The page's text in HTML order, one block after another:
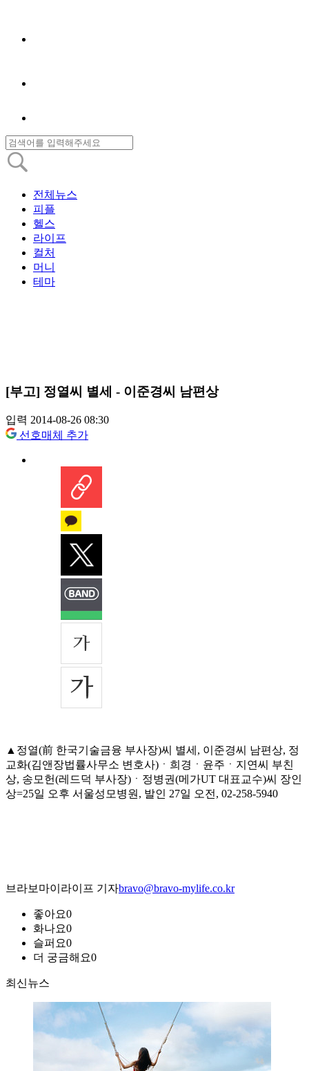
전체뉴스
피플
헬스
라이프
컬처
머니
테마
[부고] 정열씨 별세 - 이준경씨 남편상
입력 2014-08-26 08:30
선호매체 추가
▲정열(前 한국기술금융 부사장)씨 별세, 이준경씨 남편상, 정
교화(김앤장법률사무소 변호사)ㆍ희경ㆍ윤주ㆍ지연씨 부친
상, 송모헌(레드덕 부사장)ㆍ정병권(메가UT 대표교수)씨 장인
상=25일 오후 서울성모병원, 발인 27일 오전, 02-258-5940
브라보마이라이프 기자bravo@bravo-mylife.co.kr
좋아요0
화나요0
슬퍼요0
더 궁금해요0
최신뉴스